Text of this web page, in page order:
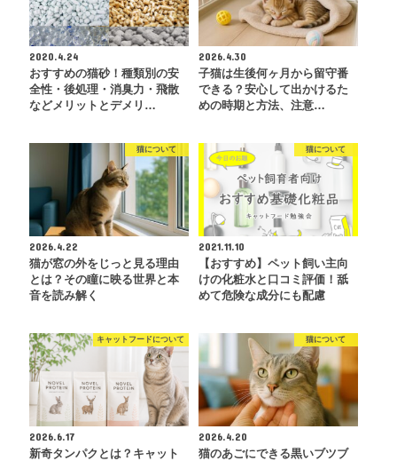
2020.4.24
おすすめの猫砂！種類別の安
全性・後処理・消臭力・飛散
などメリットとデメリ…
2026.4.30
子猫は生後何ヶ月から留守番
できる？安心して出かけるた
めの時期と方法、注意…
猫について
2026.4.22
猫が窓の外をじっと見る理由
とは？その瞳に映る世界と本
音を読み解く
猫について
2021.11.10
【おすすめ】ペット飼い主向
けの化粧水と口コミ評価！舐
めて危険な成分にも配慮
キャットフードについて
2026.6.17
新奇タンパクとは？キャット
猫について
2026.4.20
猫のあごにできる黒いブツブ